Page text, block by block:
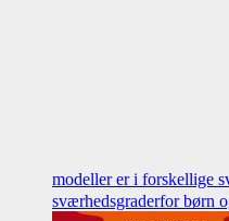
modeller er i forskellige
sværhedsgraderfor børn